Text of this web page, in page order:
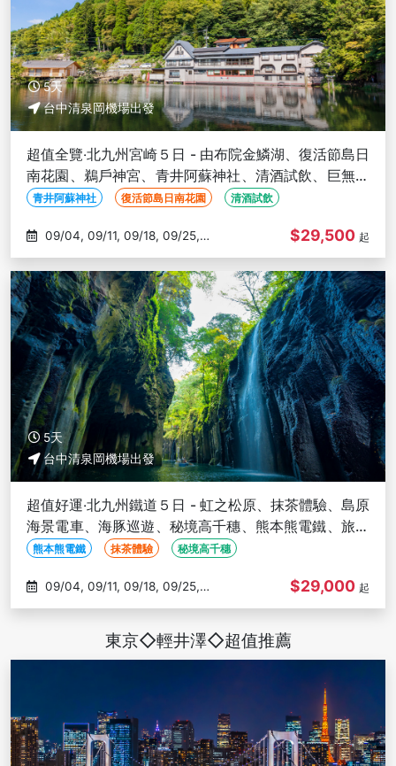
5天
台中清泉岡機場出發
超值全覽‧北九州宮崎５日 - 由布院金鱗湖、復活節島日
南花園、鵜戶神宮、青井阿蘇神社、清酒試飲、巨無霸
熊本熊-台中出發
青井阿蘇神社 復活節島日南花園 清酒試飲
10/02
$29,500 起
5天
台中清泉岡機場出發
超值好運‧北九州鐵道５日 - 虹之松原、抹茶體驗、島原
海景電車、海豚巡遊、秘境高千穗、熊本熊電鐵、旅人
觀光列車-台中出發
熊本熊電鐵 抹茶體驗 秘境高千穗
10/02
$29,000 起
東京◇輕井澤◇超值推薦